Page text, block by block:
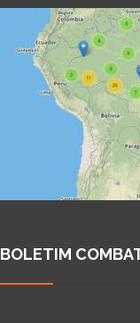
BOLETIM